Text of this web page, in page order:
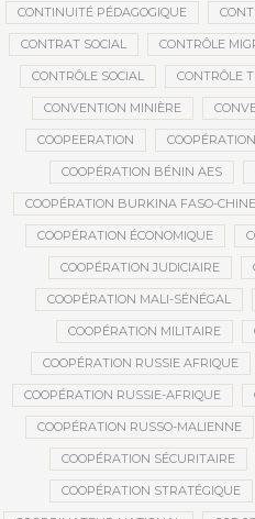
CONTINUITÉ PÉDAGOGIQUE
CONTRAT SOCIAL CONTRÔLE
CONTRÔLE SOCIAL CONTRÔLE
CONVENTION MINIÈRE
COOPEERATION COOPÉRATION
COOPÉRATION BÉNIN AES
COOPÉRATION BURKINA FASO-CHINE
COOPÉRATION ÉCONOMIQUE
COOPÉRATION JUDICIAIRE
COOPÉRATION MALI-SÉNÉGAL
COOPÉRATION MILITAIRE
COOPÉRATION RUSSIE AFRIQUE
COOPÉRATION RUSSIE-AFRIQUE
COOPÉRATION RUSSO-MALIENNE
COOPÉRATION SÉCURITAIRE
COOPÉRATION STRATÉGIQUE